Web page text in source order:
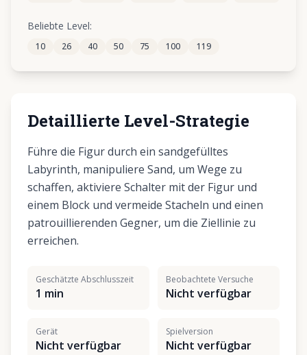
309
314 315 316 317
Beliebte Level:
10 26 40 50 75 100 119
Detaillierte Level-Strategie
Führe die Figur durch ein sandgefülltes
Labyrinth, manipuliere Sand, um Wege zu
schaffen, aktiviere Schalter mit der Figur und
einem Block und vermeide Stacheln und einen
patrouillierenden Gegner, um die Ziellinie zu
erreichen.
Geschätzte Abschlusszeit
1 min
Beobachtete Versuche
Nicht verfügbar
Gerät
Nicht verfügbar
Spielversion
Nicht verfügbar